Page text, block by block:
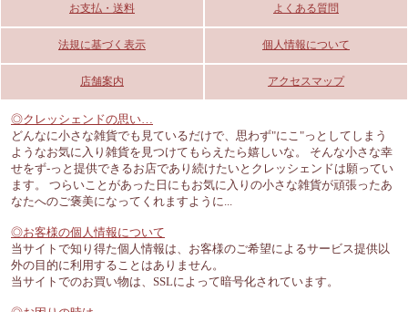
お支払・送料 よくある質問
法規に基づく表示 個人情報について
店舗案内 アクセスマップ
◎クレッシェンドの思い…
どんなに小さな雑貨でも見ているだけで、思わず"にこ"っとしてしまう
ようなお気に入り雑貨を見つけてもらえたら嬉しいな。 そんな小さな幸
せをず-っと提供できるお店であり続けたいとクレッシェンドは願ってい
ます。 つらいことがあった日にもお気に入りの小さな雑貨が頑張ったあ
なたへのご褒美になってくれますように...
◎お客様の個人情報について
当サイトで知り得た個人情報は、お客様のご希望によるサービス提供以
外の目的に利用することはありません。
当サイトでのお買い物は、SSLによって暗号化されています。